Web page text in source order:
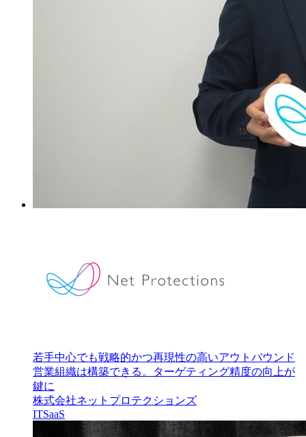
若手中心でも戦略的かつ再現性の高いアウトバウンド
営業組織は構築できる。ターゲティング精度の向上が
鍵に
株式会社ネットプロテクションズ
ITSaaS